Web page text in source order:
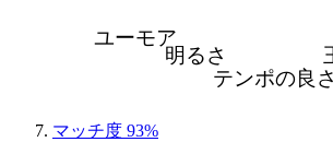
テンポの良さ
明るさ
ユーモア
マッチ度 93%